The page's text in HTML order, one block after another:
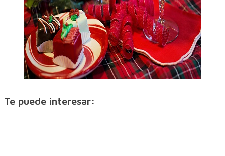
Te puede interesar: